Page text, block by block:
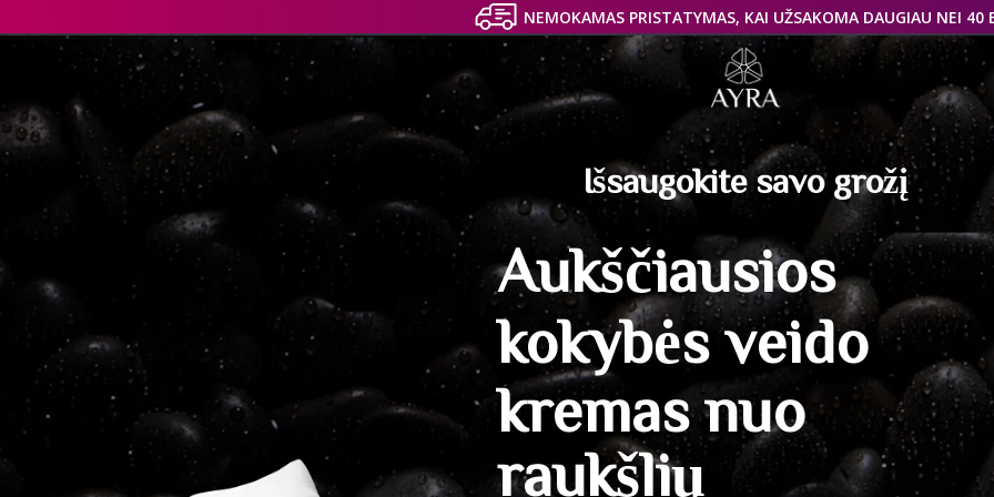
NEMOKAMAS PRISTATYMAS, KAI UŽSAKOMA DAUGIAU NEI 40
Išsaugokite savo grožį
Aukščiausios
kokybės veido
kremasnuo
raukšlių